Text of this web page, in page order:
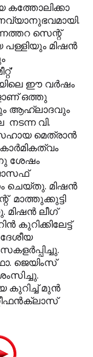
സെന്റ്
മിഷന്‍
ഈ വര്‍ഷം
ഒത്തു
ആഹ്ലാദവും
വി.
മെത്രാന്‍
ശേഷം
ചെയ്തു. മിഷന്‍
മാത്തുക്കുട്ടി
മിഷന്‍ ലീഗ്
കുറിക്കിലേട്ട്
ജെയിംസ്
മുന്‍